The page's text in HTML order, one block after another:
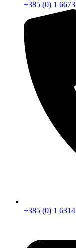
+385 (0) 1
+385 (0) 1